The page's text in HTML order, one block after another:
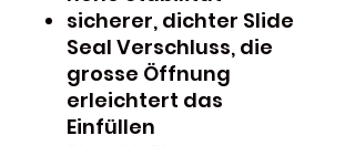
sicherer, dichter Slide
Seal Verschluss, die
grosse Öffnung
erleichtert das
Einfüllen